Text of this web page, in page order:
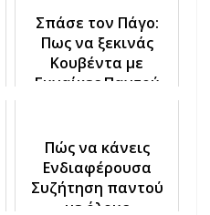
Σπάσε τον Πάγο:
Πως να ξεκινάς
Κουβέντα με
Γυναίκες Παντού
Πώς να κάνεις
Ενδιαφέρουσα
Συζήτηση παντού
με όλους